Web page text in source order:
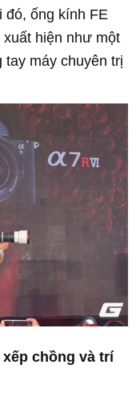
đó, ống kính FE
xuất hiện như một
tay máy chuyên trị
chồng và trí